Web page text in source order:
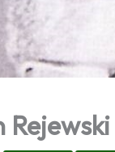
Rejewski